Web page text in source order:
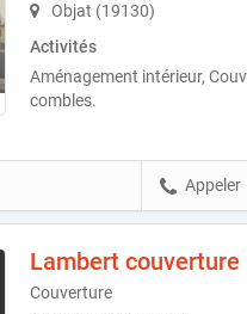
Objat (19130)
Activités
Aménagement intérieur,
combles.
Appeler
Lambert couverture
Couverture